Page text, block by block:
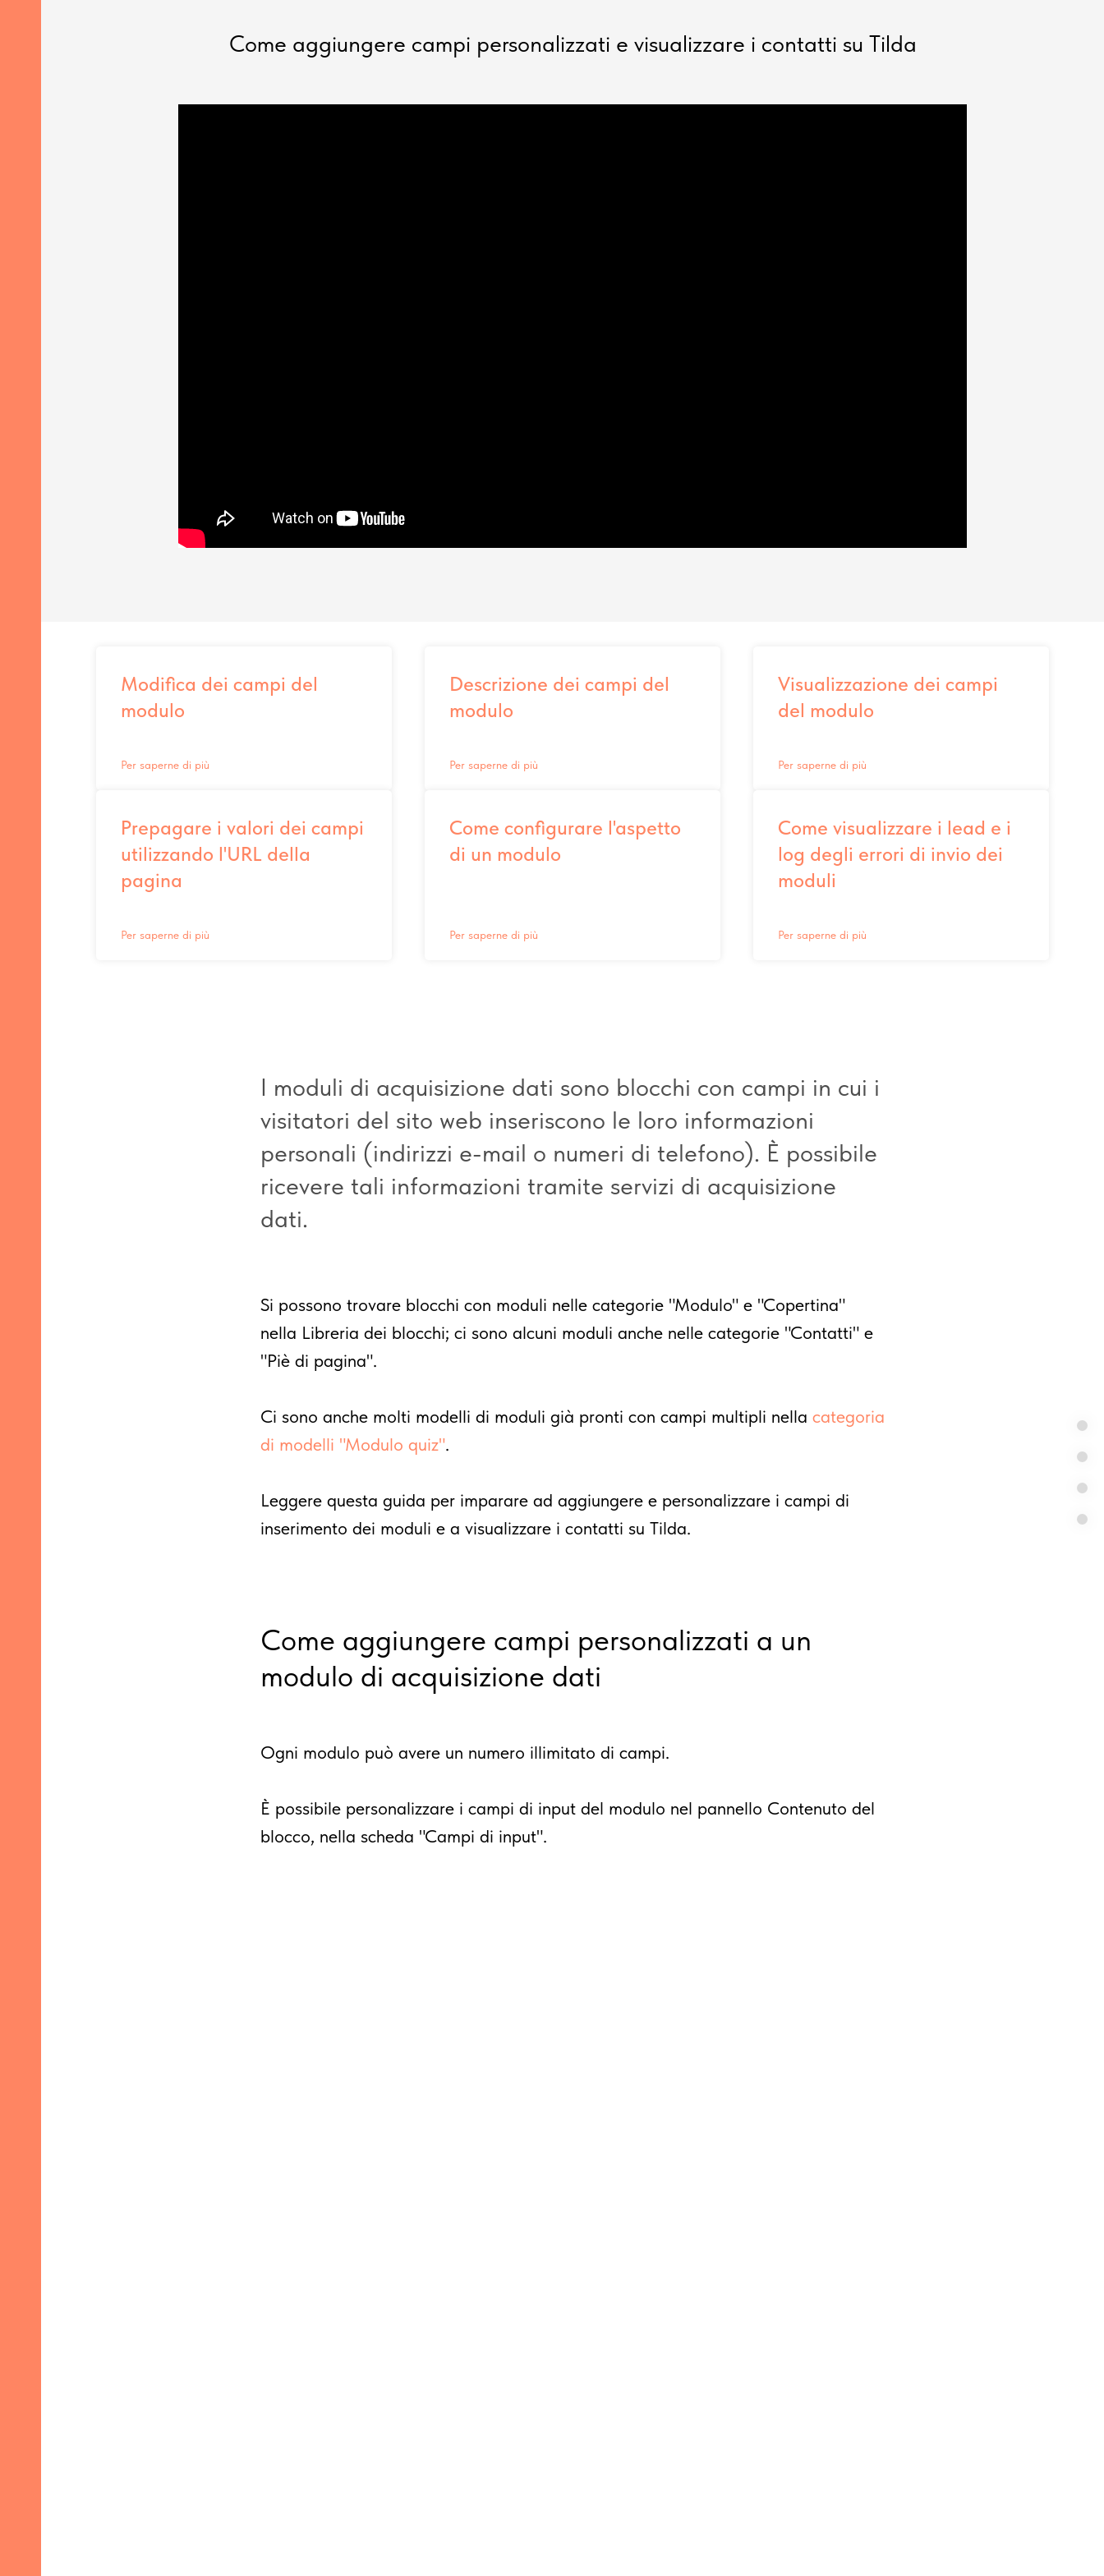
Come aggiungere campi personalizzati e visualizzare i contatti su Tilda
Modifica dei campi del
modulo
Per saperne di più
Descrizione dei campi del
modulo
Per saperne di più
Visualizzazione dei campi
del modulo
Per saperne di più
Prepagare i valori dei campi
utilizzando l'URL della
pagina
Per saperne di più
Come configurare l'aspetto
di un modulo
Per saperne di più
Come visualizzare i lead e i
log degli errori di invio dei
moduli
Per saperne di più
I moduli di acquisizione dati sono blocchi con campi in cui i
visitatori del sito web inseriscono le loro informazioni
personali (indirizzi e-mail o numeri di telefono). È possibile
ricevere tali informazioni tramite servizi di acquisizione
dati.
Si possono trovare blocchi con moduli nelle categorie "Modulo" e "Copertina"
nella Libreria dei blocchi; ci sono alcuni moduli anche nelle categorie "Contatti" e
"Piè di pagina".
Ci sono anche molti modelli di moduli già pronti con campi multipli nella categoria
di modelli "Modulo quiz".
Leggere questa guida per imparare ad aggiungere e personalizzare i campi di
inserimento dei moduli e a visualizzare i contatti su Tilda.
Come aggiungere campi personalizzati a un
modulo di acquisizione dati
Ogni modulo può avere un numero illimitato di campi.
È possibile personalizzare i campi di input del modulo nel pannello Contenuto del
blocco, nella scheda "Campi di input".